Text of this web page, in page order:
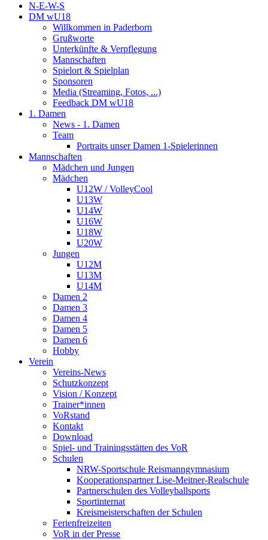
N-E-W-S
DM wU18
Willkommen in Paderborn
Grußworte
Unterkünfte & Verpflegung
Mannschaften
Spielort & Spielplan
Sponsoren
Media (Streaming, Fotos, ...)
Feedback DM wU18
1. Damen
News - 1. Damen
Team
Portraits unser Damen 1-Spielerinnen
Mannschaften
Mädchen und Jungen
Mädchen
U12W / VolleyCool
U13W
U14W
U16W
U18W
U20W
Jungen
U12M
U13M
U14M
Damen 2
Damen 3
Damen 4
Damen 5
Damen 6
Hobby
Verein
Vereins-News
Schutzkonzept
Vision / Konzept
Trainer*innen
VoRstand
Kontakt
Download
Spiel- und Trainingsstätten des VoR
Schulen
NRW-Sportschule Reismanngymnasium
Kooperationspartner Lise-Meitner-Realschule
Partnerschulen des Volleyballsports
Sportinternat
Kreismeisterschaften der Schulen
Ferienfreizeiten
VoR in der Presse